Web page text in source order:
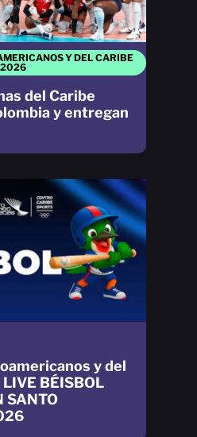
y del
BÉISBOL
SANTO
Y DEL CARIBE
2026
del Caribe
y entregan